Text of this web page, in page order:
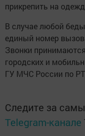
прикрепить на
В случае любой
единый номер
Звонки
городских и
ГУ МЧС России по РТ
Следите за
Telegram-канале